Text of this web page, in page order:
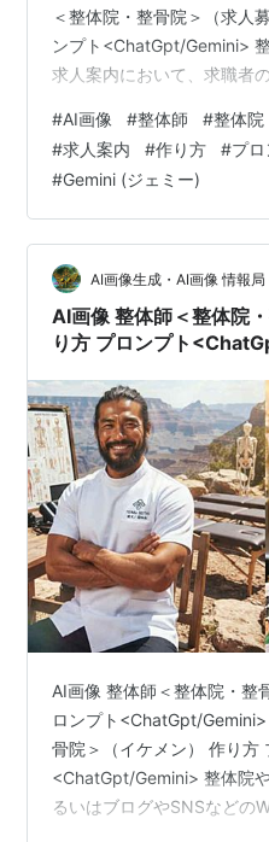
＜整体院・整骨院＞（求人
ンプト<ChatGpt/Gemini>
求人案内において、求職者
めにとても大切なプロセス
るだけでなく、院の雰囲気
して将来のキャリアがイメ
文を作成することで、求職
ことができます。 整体業界
おいて…
#AI画像 #整体師 #整体院
#求人案内 #作り方 #プロ
#Gemini (ジェミー)
AI画像生成・AI画像 情報局
AI画像 整体師＜整体院
り方 プロンプト
AI画像 整体師＜整体院・整
ロンプト<ChatGpt/
骨院＞（イケメン） 作り方
<ChatGpt/Gemini> 整体院
るいはブログやSNSなどの